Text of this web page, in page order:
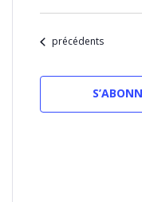
date.Évènements
précédents